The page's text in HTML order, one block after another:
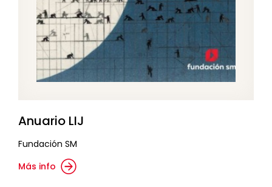
Anuario LIJ
Fundación SM
Más info